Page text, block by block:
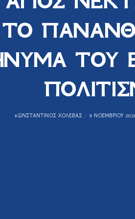
ΤΟ
ΤΟΥ
KΩΝΣΤΑΝΤΊΝΟΣ ΧΟΛΈΒΑΣ 9 ΝΟΕΜΒΡΊΟΥ